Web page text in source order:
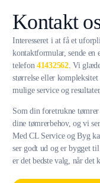
Kontakt
Interesseret i at få et
kontaktformular, sende en
telefon 41432562. Vi
størrelse eller
mulige service og
Som din foretrukne
dine tømrerbehov, og vi
Med CL Service og Byg
ser godt ud og er bygget
er det bedste valg, når